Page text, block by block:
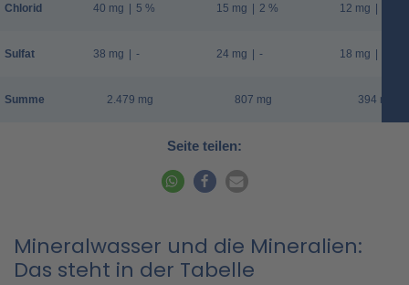
Chlorid
Sulfat
Summe
40 mg | 5 %
38 mg | -
2.479 mg
15 mg | 2 %
24 mg | -
807 mg
12 mg |
18 mg |
394 mg
Seite teilen:
Mineralwasser und die Mineralien:
Das steht in der Tabelle